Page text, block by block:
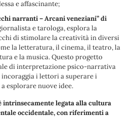
e affascinante;
narranti – Arcani veneziani” di
e tarologa, esplora la
di stimolare la creatività in diversi
la letteratura, il cinema, il teatro, la
e la musica. Questo progetto
di interpretazione psico-narrativa
i lettori a superare i
esplorare nuove idee.
intrinsecamente legata alla cultura
occidentale, con riferimenti a